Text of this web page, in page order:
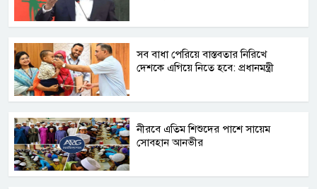
সব বাধা পেরিয়ে বাস্তবতার নিরিখে
দেশকে এগিয়ে নিতে হবে: প্রধানমন্ত্রী
নীরবে এতিম শিশুদের পাশে সায়েম
সোবহান আনভীর